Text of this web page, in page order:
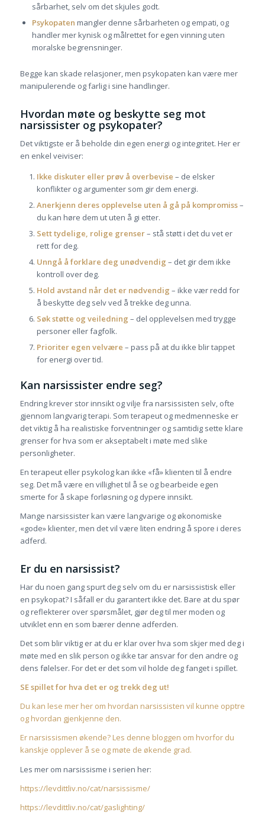
sårbarhet, selv om det skjules godt.
Psykopaten mangler denne sårbarheten og empati, og
handler mer kynisk og målrettet for egen vinning uten
moralske begrensninger.
Begge kan skade relasjoner, men psykopaten kan være mer
manipulerende og farlig i sine handlinger.
Hvordan møte og beskytte seg mot
narsissister og psykopater?
Det viktigste er å beholde din egen energi og integritet. Her er
en enkel veiviser:
Ikke diskuter eller prøv å overbevise – de elsker
konflikter og argumenter som gir dem energi.
Anerkjenn deres opplevelse uten å gå på kompromiss–
du kan høre dem ut uten å gi etter.
Sett tydelige, rolige grenser– stå støtt i det du vet er
rett for deg.
Unngå å forklare deg unødvendig – det gir dem ikke
kontroll over deg.
Hold avstand når det er nødvendig – ikke vær redd for
å beskytte deg selv ved å trekke deg unna.
Søk støtte og veiledning – del opplevelsen med trygge
personer eller fagfolk.
Prioriter egen velvære – pass på at du ikke blir tappet
for energi over tid.
Kan narsissister endre seg?
Endring krever stor innsikt og vilje fra narsissisten selv, ofte
gjennom langvarig terapi. Som terapeut og medmenneske er
det viktig å ha realistiske forventninger og samtidig sette klare
grenser for hva som er akseptabelt i møte med slike
personligheter.
En terapeut eller psykolog kan ikke «få» klienten til å endre
seg. Det må være en villighet til å se og bearbeide egen
smerte for å skape forløsning og dypere innsikt.
Mange narsissister kan være langvarige og økonomiske
«gode» klienter, men det vil være liten endring å spore i deres
adferd.
Er du en narsissist?
Har du noen gang spurt deg selv om du er narsissistisk eller
en psykopat? I såfall er du garantert ikke det. Bare at du spør
og reflekterer over spørsmålet, gjør deg til mer moden og
utviklet enn en som bærer denne adferden.
Det som blir viktig er at du er klar over hva som skjer med deg i
møte med en slik person og ikke tar ansvar for den andre og
dens følelser. For det er det som vil holde deg fanget i spillet.
SE spillet for hva det er og trekk deg ut!
Du kan lese mer her om hvordan narsissisten vil kunne opptre
og hvordan gjenkjenne den.
Er narsissismen økende? Les denne bloggen om hvorfor du
kanskje opplever å se og møte de økende grad.
Les mer om narsissisme i serien her:
https://levdittliv.no/cat/narsissisme/
https://levdittliv.no/cat/gaslighting/